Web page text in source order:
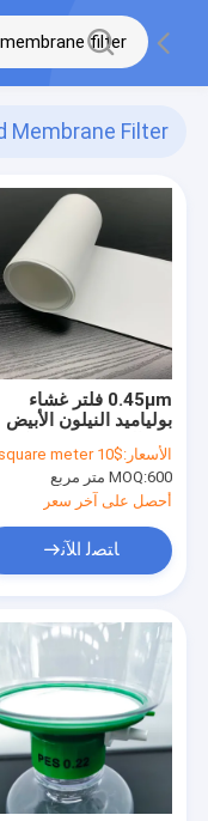
Membrane Filter
0.45μm فلتر غشاء
بولياميد النيلون الأبيض
غير العقيم بدون شبكات
الأسعار:$10 to $18 per square meter
MOQ:600 متر مربع
أحصل على آخر سعر
ﺎﺘﺼﻟ ﺍﻶﻧ